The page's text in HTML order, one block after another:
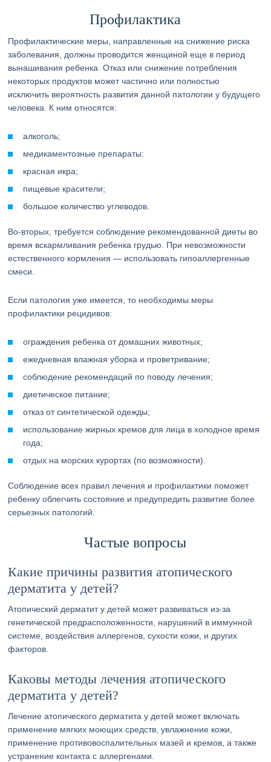
Профилактика
Профилактические меры, направленные на снижение риска
заболевания, должны проводится женщиной еще в период
вынашивания ребенка. Отказ или снижение потребления
некоторых продуктов может частично или полностью
исключить вероятность развития данной патологии у будущего
человека. К ним относятся:
алкоголь;
медикаментозные препараты:
красная икра;
пищевые красители;
большое количество углеводов.
Во-вторых, требуется соблюдение рекомендованной диеты во
время вскармливания ребенка грудью. При невозможности
естественного кормления — использовать гипоаллергенные
смеси.
Если патология уже имеется, то необходимы меры
профилактики рецидивов:
ограждения ребенка от домашних животных;
ежедневная влажная уборка и проветривание;
соблюдение рекомендаций по поводу лечения;
диетическое питание;
отказ от синтетической одежды;
использование жирных кремов для лица в холодное время
года;
отдых на морских курортах (по возможности).
Соблюдение всех правил лечения и профилактики поможет
ребенку облегчить состояние и предупредить развитие более
серьезных патологий.
Частые вопросы
Какие причины развития атопического
дерматита у детей?
Атопический дерматит у детей может развиваться из-за
генетической предрасположенности, нарушений в иммунной
системе, воздействия аллергенов, сухости кожи, и других
факторов.
Каковы методы лечения атопического
дерматита у детей?
Лечение атопического дерматита у детей может включать
применение мягких моющих средств, увлажнение кожи,
применение противовоспалительных мазей и кремов, а также
устранение контакта с аллергенами.